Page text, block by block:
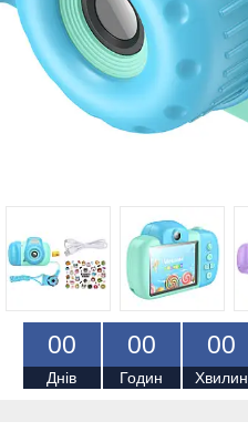
00
Днів
00
Годин
00
Хвилин